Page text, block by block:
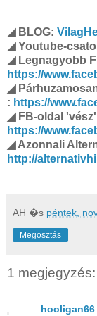
◢ BLOG:
◢ Youtube-
◢ Legnagyobb
https://
◢
: https://
◢ FB-oldal
https://
◢ Azonnali
http://
AH �s péntek,
Megosztás
1 megjegyzés:
hooligan66